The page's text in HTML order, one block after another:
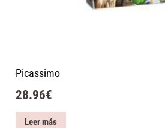
Picassimo
28.96€
Leer más